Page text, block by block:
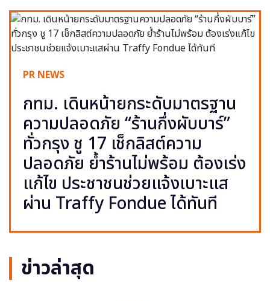
PR NEWS
กทม. เดินหน้ายกระดับมาตรฐาน
ความปลอดภัย “ร้านกึ่งผับบาร์”
ทั่วกรุง ชู 17 เช็กลิสต์ความ
ปลอดภัย ย้ำร้านไม่พร้อม ต้องเร่ง
แก้ไข ประชาชนช่วยแจ้งเบาะแส
ผ่าน Traffy Fondue ได้ทันที
ข่าวล่าสุด